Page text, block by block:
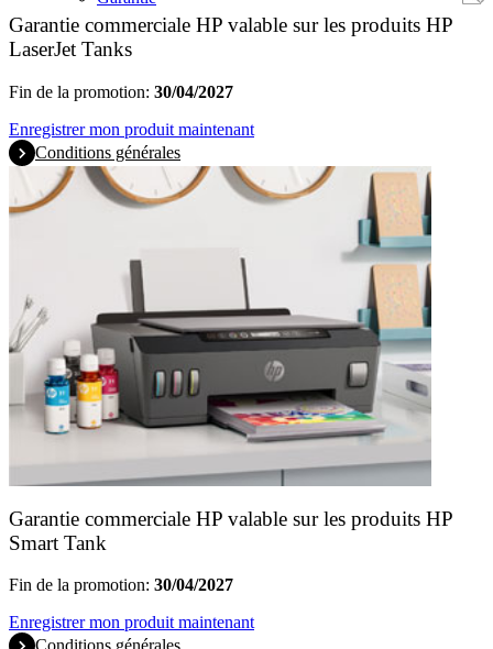
Garantie commerciale HP valable sur les produits HP
LaserJet Tanks
Fin de la promotion: 30/04/2027
Enregistrer mon produit maintenant
Conditions générales
Garantie commerciale HP valable sur les produits HP
Smart Tank
Fin de la promotion: 30/04/2027
Enregistrer mon produit maintenant